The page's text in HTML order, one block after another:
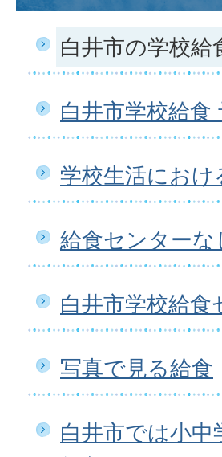
白井市の学校給
白井市学校給食
学校生活にお
給食センター
白井市学校給
写真で見る給食
白井市では小